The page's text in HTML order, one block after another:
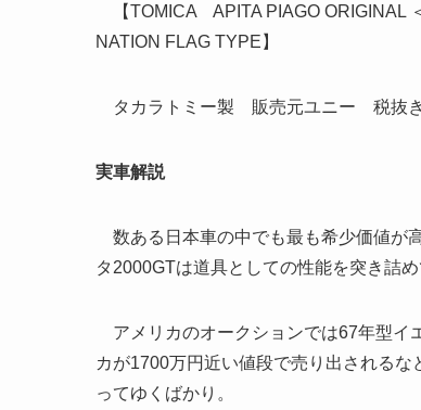
【TOMICA APITA PIAGO ORIGINAL
NATION FLAG TYPE】
タカラトミー製 販売元ユニー 税抜き
実車解説
数ある日本車の中でも最も希少価値が
タ2000GTは道具としての性能を突き詰
アメリカのオークションでは67年型イ
カが1700万円近い値段で売り出される
ってゆくばかり。